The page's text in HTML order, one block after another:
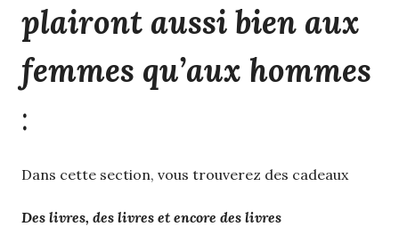
plairont aussi bien aux
femmes qu’aux hommes
:
Dans cette section, vous trouverez des cadeaux
Des livres, des livres et encore des livres